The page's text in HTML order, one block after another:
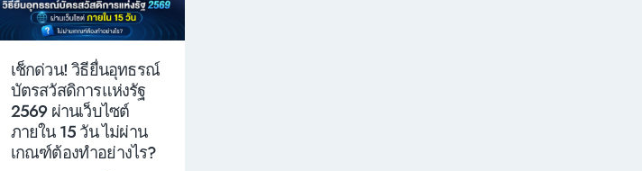
เช็กด่วน! วิธียื่นอุทธรณ์
บัตรสวัสดิการแห่งรัฐ
2569 ผ่านเว็บไซต์
ภายใน 15 วัน ไม่ผ่าน
เกณฑ์ต้องทำอย่างไร?